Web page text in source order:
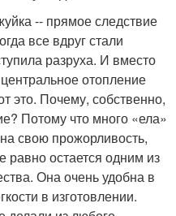
-- прямое следствие
все вдруг стали
разруха. И вместо
отопление
это. Почему, собственно,
Потому что много «ела»
свою прожорливость,
равно остается одним из
Она очень удобна в
в изготовлении.